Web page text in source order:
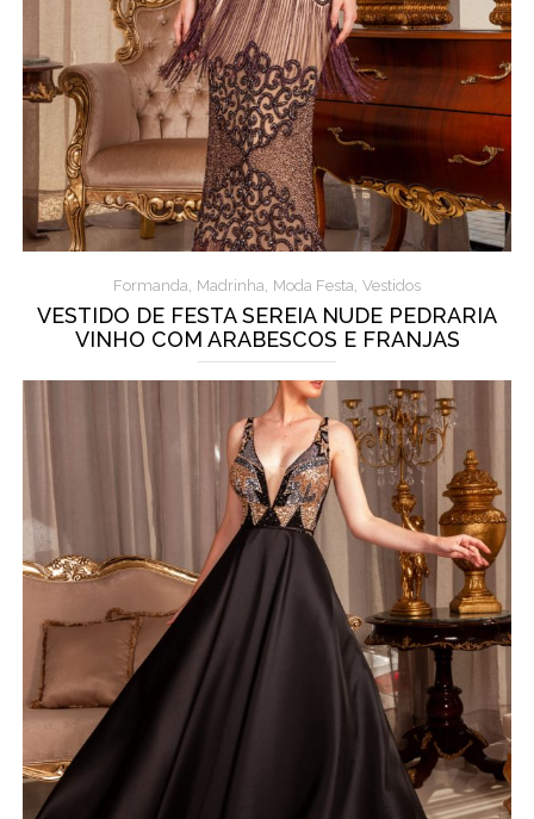
Formanda, Madrinha, Moda Festa, Vestidos
VESTIDO DE FESTA SEREIA NUDE PEDRARIA
VINHO COM ARABESCOS E FRANJAS